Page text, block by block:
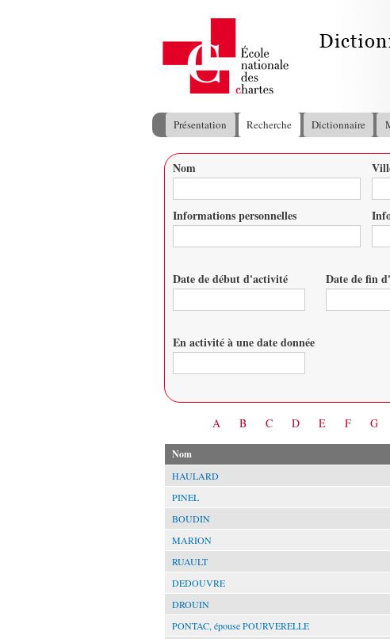
Menu principal
Présentation Recherche Dictionnaire
Vous êtes ici
Nom
Informations personnelles
Date de début d'activité Date de fin
En activité à une date donnée
A B C D E F G
Nom
HAULARD
PINEL
BOUDIN
MARION
RUAULT
DEDOUVRE
DROUIN
PONTAC, épouse POURVERELLE